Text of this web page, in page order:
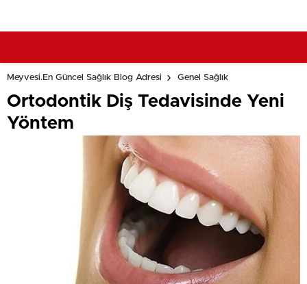
Meyvesi.En Güncel Sağlık Blog Adresi Genel Sağlık
Ortodontik Diş Tedavisinde Yeni
Yöntem